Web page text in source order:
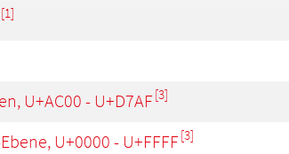
[1]
U+AC00 - U+D7AF[3]
U+0000 - U+FFFF[3]